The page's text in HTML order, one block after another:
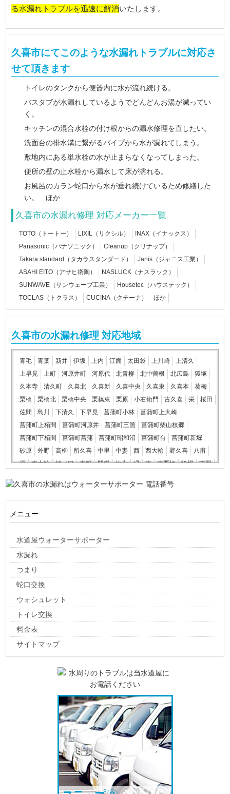
る水漏れトラブルを迅速に解消いたします。
久喜市にてこのような水漏れトラブルに対応さ
せて頂きます
トイレのタンクから便器内に水が流れ続ける。
バスタブが水漏れしているようでどんどんお湯が減ってい
く。
キッチンの混合水栓の付け根からの漏水修理を直したい。
洗面台の排水溝に繋がるパイプから水が漏れてしまう。
敷地内にある単水栓の水が止まらなくなってしまった。
便所の壁の止水栓から漏水して床が濡れる。
お風呂のカラン蛇口から水が垂れ続けているため修繕した
い。 ほか
久喜市の水漏れ修理 対応メーカー一覧
TOTO（トートー） LIXIL（リクシル）
INAX（イナックス）
Panasonic（パナソニック）
Cleanup（クリナップ）
Takara standard（タカラスタンダード）
Janis（ジャニス工業）
ASAHI EITO（アサヒ衛陶）
NASLUCK（ナスラック）
SUNWAVE（サンウェーブ工業）
Housetec（ハウステック）
TOCLAS（トクラス）
CUCINA（クチーナ） ほか
久喜市の水漏れ修理 対応地域
青毛 青葉 新井 伊坂 上内 江面 太田袋 上川崎
上清久
上早見
上町 河原井町 河原代 北青柳 北中曽根 北広島
狐塚
久本寺
清久町 久喜北 久喜新 久喜中央 久喜東 久喜本
葛梅
栗橋
栗橋北 栗橋中央 栗橋東 栗原 小右衛門 古久喜 栄
桜田
佐間
島川 下清久 下早見 菖蒲町小林
菖蒲町上大崎
菖蒲町上栢間
菖蒲町河原井 菖蒲町三箇
菖蒲町柴山枝郷
菖蒲町下栢間
菖蒲町菖蒲 菖蒲町昭和沼 菖蒲町台
菖蒲町新堀
砂原
外野 高柳 所久喜 中里 中妻 西 西大輪 野久喜
八甫
原
東大輪 樋ノ口 本町 間鎌 松永 緑 南 南栗橋 除堀
吉羽
メニュー
水道屋ウォーターサポーター
水漏れ
つまり
蛇口交換
ウォシュレット
トイレ交換
料金表
サイトマップ